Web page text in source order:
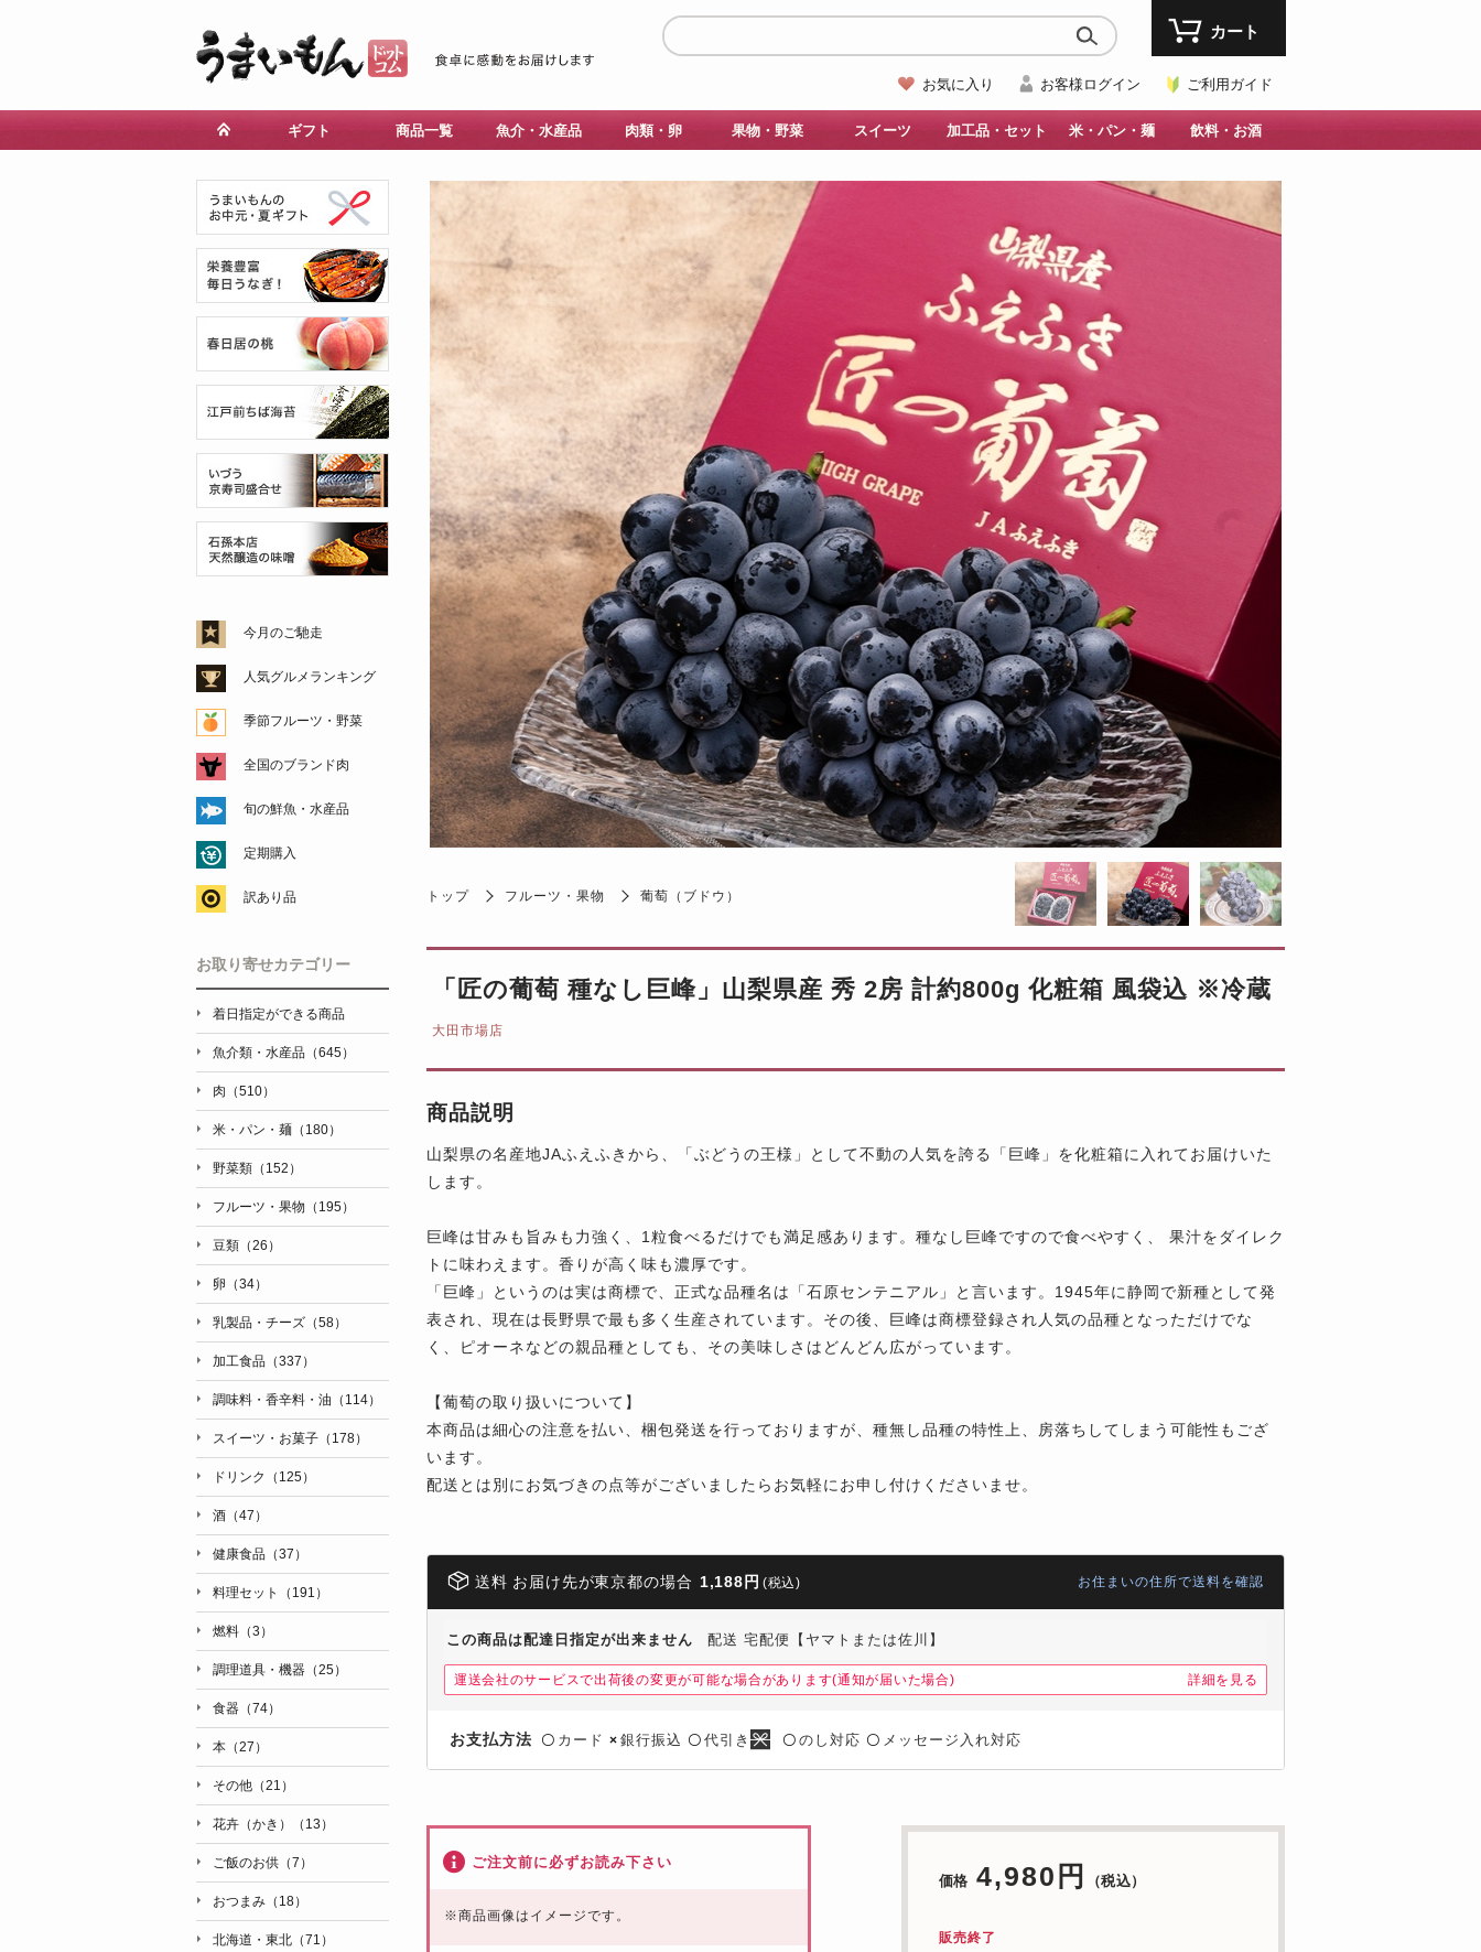
お気に入り お客様ログイン ご利用ガイド
カート
ギフト 商品一覧 魚介・水産品 肉類・卵 果物・野菜 スイーツ 加工品・セット 米・パン・麺 飲料・お酒
トップ フルーツ・果物 葡萄（ブドウ）
「匠の葡萄 種なし巨峰」山梨県産 秀 2房 計約800g 化粧箱 風袋込 ※冷蔵
大田市場店
商品説明
山梨県の名産地JAふえふきから、「ぶどうの王様」として不動の人気を誇る「巨峰」を化粧箱に入れてお届けいた
します。
巨峰は甘みも旨みも力強く、1粒食べるだけでも満足感あります。種なし巨峰ですので食べやすく、 果汁をダイレク
トに味わえます。香りが高く味も濃厚です。
「巨峰」というのは実は商標で、正式な品種名は「石原センテニアル」と言います。1945年に静岡で新種として発
表され、現在は長野県で最も多く生産されています。その後、巨峰は商標登録され人気の品種となっただけでな
く、ピオーネなどの親品種としても、その美味しさはどんどん広がっています。
【葡萄の取り扱いについて】
本商品は細心の注意を払い、梱包発送を行っておりますが、種無し品種の特性上、房落ちしてしまう可能性もござ
います。
配送とは別にお気づきの点等がございましたらお気軽にお申し付けくださいませ。
送料 お届け先が東京都の場合 1,188円 (税込) お住まいの住所で送料を確認
この商品は配達日指定が出来ません 配送 宅配便【ヤマトまたは佐川】
運送会社のサービスで出荷後の変更が可能な場合があります(通知が届いた場合) 詳細を見る
お支払方法 〇 カード × 銀行振込 〇 代引き 〇 のし対応 〇 メッセージ入れ対応
価格 4,980円 （税込）
販売終了
ご注文前に必ずお読み下さい
※商品画像はイメージです。
今月のご馳走
人気グルメランキング
季節フルーツ・野菜
全国のブランド肉
旬の鮮魚・水産品
定期購入
訳あり品
お取り寄せカテゴリー
着日指定ができる商品
魚介類・水産品（645）
肉（510）
米・パン・麺（180）
野菜類（152）
フルーツ・果物（195）
豆類（26）
卵（34）
乳製品・チーズ（58）
加工食品（337）
調味料・香辛料・油（114）
スイーツ・お菓子（178）
ドリンク（125）
酒（47）
健康食品（37）
料理セット（191）
燃料（3）
調理道具・機器（25）
食器（74）
本（27）
その他（21）
花卉（かき）（13）
ご飯のお供（7）
おつまみ（18）
北海道・東北（71）